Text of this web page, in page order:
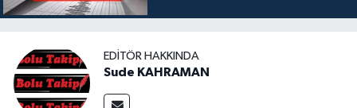
EDITÖR HAKKINDA
Sude KAHRAMAN